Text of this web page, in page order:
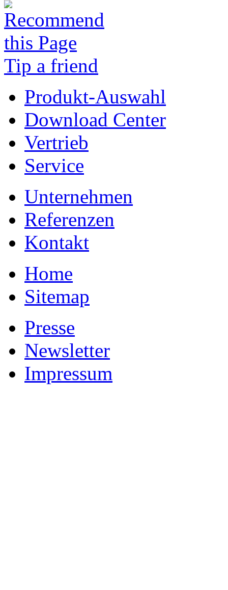
Tip a friend
Produkt-Auswahl
Download Center
Vertrieb
Service
Unternehmen
Referenzen
Kontakt
Home
Sitemap
Presse
Newsletter
Impressum